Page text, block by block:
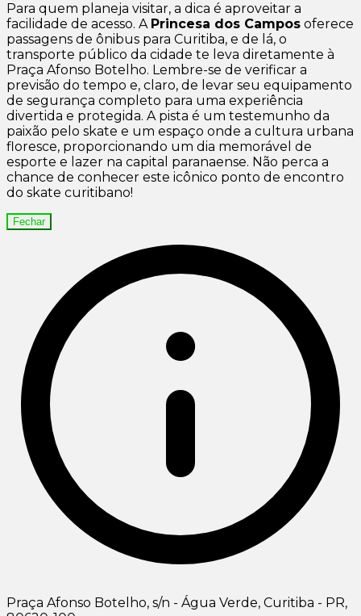
Para quem planeja visitar, a dica é aproveitar a
facilidade de acesso. A Princesa dos Campos oferece
passagens de ônibus para Curitiba, e de lá, o
transporte público da cidade te leva diretamente à
Praça Afonso Botelho. Lembre-se de verificar a
previsão do tempo e, claro, de levar seu equipamento
de segurança completo para uma experiência
divertida e protegida. A pista é um testemunho da
paixão pelo skate e um espaço onde a cultura urbana
floresce, proporcionando um dia memorável de
esporte e lazer na capital paranaense. Não perca a
chance de conhecer este icônico ponto de encontro
do skate curitibano!
Fechar
Praça Afonso Botelho, s/n - Água Verde, Curitiba - PR,